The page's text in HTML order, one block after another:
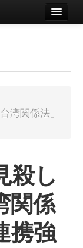
湾関係法」
殺し
関係
携強